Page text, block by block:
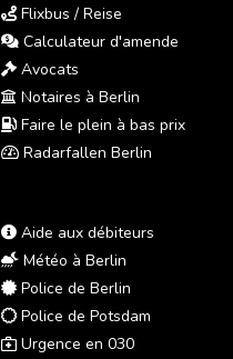
Flixbus / Reise
Calculateur d'amende
Avocats
Notaires à Berlin
Faire le plein à bas prix
Radarfallen Berlin
Aide aux débiteurs
Météo à Berlin
Police de Berlin
Police de Potsdam
Urgence en 030